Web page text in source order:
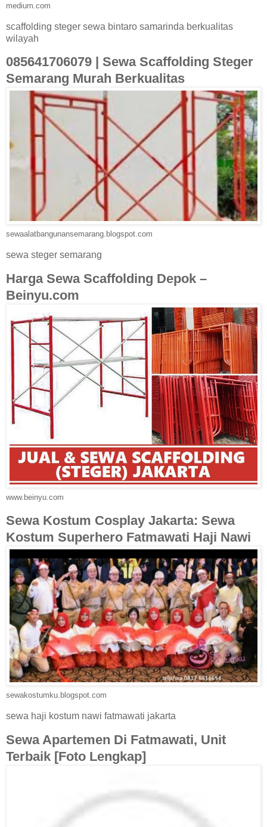
medium.com
scaffolding steger sewa bintaro samarinda berkualitas
wilayah
085641706079 | Sewa Scaffolding Steger
Semarang Murah Berkualitas
sewaalatbangunansemarang.blogspot.com
sewa steger semarang
Harga Sewa Scaffolding Depok –
Beinyu.com
www.beinyu.com
Sewa Kostum Cosplay Jakarta: Sewa
Kostum Superhero Fatmawati Haji Nawi
sewakostumku.blogspot.com
sewa haji kostum nawi fatmawati jakarta
Sewa Apartemen Di Fatmawati, Unit
Terbaik [Foto Lengkap]